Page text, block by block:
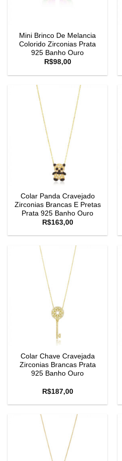
Mini Brinco De Melancia
Colorido Zirconias Prata
925 Banho Ouro
R$98,00
Colar Panda Cravejado
Zirconias Brancas E Pretas
Prata 925 Banho Ouro
R$163,00
Colar Chave Cravejada
Zirconias Brancas Prata
925 Banho Ouro
R$187,00